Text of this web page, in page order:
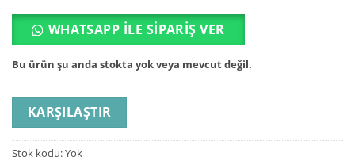
WHATSAPP ILE SIPARIŞ VER
Bu ürün şu anda stokta yok veya mevcut değil.
KARŞILAŞTIR
Stok kodu:Yok